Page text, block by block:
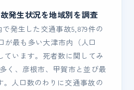
発生状況を地域別を調査
発生した交通事故5,879件の
が最も多い大津市内（人口
ています。死者数に関してみ
く、彦根市、甲賀市と並び最
。人口数のわりに交通事故の